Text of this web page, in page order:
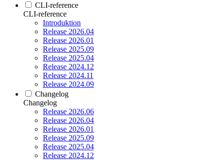
CLI-reference
CLI-reference
Introduktion
Release 2026.04
Release 2026.01
Release 2025.09
Release 2025.04
Release 2024.12
Release 2024.11
Release 2024.09
Changelog
Changelog
Release 2026.06
Release 2026.04
Release 2026.01
Release 2025.09
Release 2025.04
Release 2024.12